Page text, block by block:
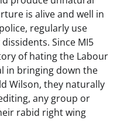
is alive and well in
regularly use
Since MI5
of hating the Labour
in bringing down the
Wilson, they naturally
any group or
rabid right wing